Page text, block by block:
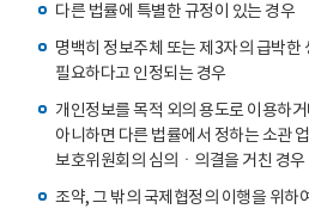
다른 법률에 특별한 규정이 있는 경우
명백히 정보주체 또는 제3자의 급박한
필요하다고 인정되는 경우
개인정보를 목적 외의 용도로 이용하
아니하면 다른 법률에서 정하는 소관
보호위원회의 심의ㆍ의결을 거친 경우
조약, 그 밖의 국제협정의 이행을 위하